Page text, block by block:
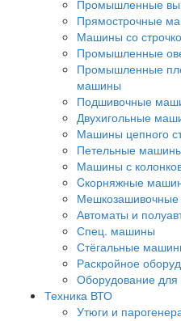
Промышленные
Прямострочные
Машины со
Промышленные
Промышленные
машины
Подшивочные
Двухигольные
Машины цепного
Петельные
Машины с
Cкорняжные
Автоматы и
Спец. машины
Стёгальные
Раскройное
Оборудование для
Техника ВТО
Утюги и